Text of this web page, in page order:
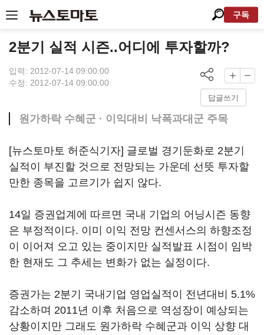
구독
2분기 실적 시즌..어디에 투자할까?
입력: 2012-07-14 09:00:00
수정: 2012-07-14 09:00:00
답글쓰기
원가하락 수혜군 · 이익대비 낙폭과대군 주목
[뉴스토마토 허준식기자] 글로벌 경기둔화로 2분기
실적이 부진할 것으로 전망되는 가운데 선뜻 투자할
만한 종목을 고르기가 쉽지 않다.
14일 증권업계에 따르면 국내 기업의 어닝시즌 동향
은 부정적이다. 이미 이익 전망 컨센서스의 하향조정
이 이어져 오고 있는 중이지만 실적발표 시점이 임박
한 현재도 그 추세는 변화가 없는 실정이다.
증권가는 2분기 국내기업 영업실적이 전년대비 5.1%
감소하며 2011년 이후 처음으로 역성장이 예상되는
상황이지만 그래도 원가하락 수혜군과 이익 상향 대